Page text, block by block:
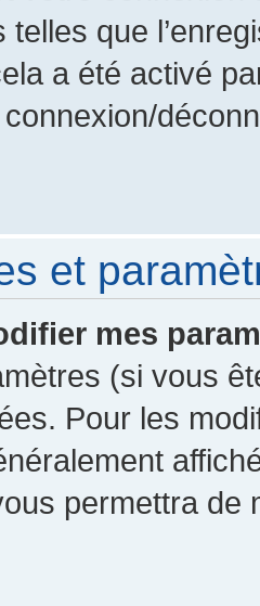
telles que
a été activé
et
mes
(si vous
Pour les
permettra de